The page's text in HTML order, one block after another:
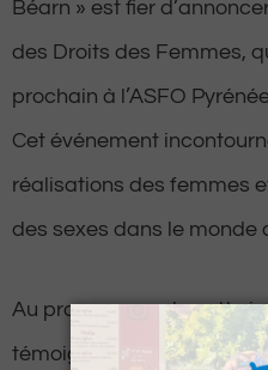
Béarn » est fier
des Droits des Femmes,
prochain à l’ASFO
Cet événement
réalisations des femmes
des sexes dans le monde
Au programme de cette
témoignages inspirants